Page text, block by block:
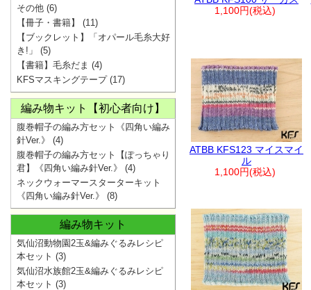
1,100円(税込)
ATBB KFS123 マイスマイ
ル
1,100円(税込)
その他 (6)
【冊子・書籍】
(11)
【ブックレット】「オパール毛糸大好
き!」
(5)
【書籍】毛糸だま (4)
KFSマスキングテープ(17)
編み物キット【初心者向け】
腹巻帽子の編み方セット《四角い編み
針Ver.》
(4)
腹巻帽子の編み方セット【ぽっちゃり
君】《四角い編み針Ver.》
(4)
ネックウォーマースターターキット
《四角い編み針Ver.》
(8)
編み物キット
気仙沼動物園2玉&編みぐるみレシピ
本セット (3)
気仙沼水族館2玉&編みぐるみレシピ
本セット (3)